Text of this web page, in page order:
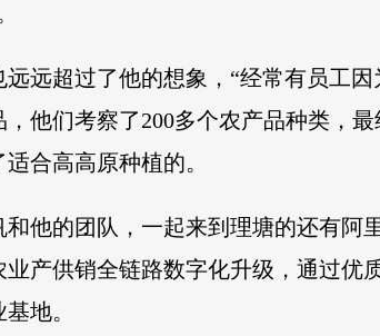
远远超过了他的想象，“经常有员工
他们考察了200多个农产品种类，
合高高原种植的。
和他的团队，一起来到理塘的还有阿
业产供销全链路数字化升级，通过优
地。